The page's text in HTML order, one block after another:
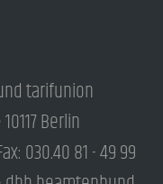
tarifunion
Berlin
030.40 81 - 49 99